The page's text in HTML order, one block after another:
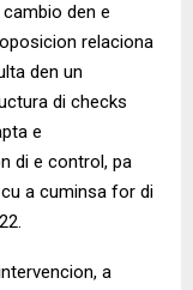
den e
relaciona
den un
di checks
e
di e control, pa
a cuminsa for di
a